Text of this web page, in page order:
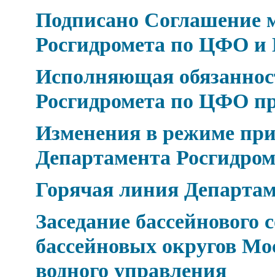
Подписано Соглашение
Росгидромета по ЦФО
Исполняющая
Росгидромета по ЦФО
Изменения в режиме
Департамента
Горячая линия
Заседание бассейнового
бассейновых округов
водного управления